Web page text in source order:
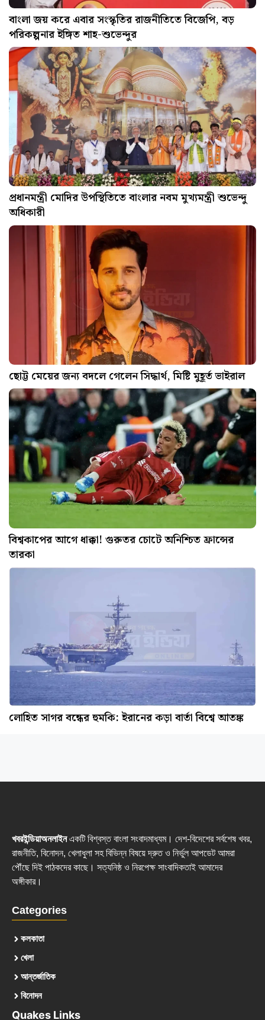
বাংলা জয় করে এবার সংস্কৃতির রাজনীতিতে বিজেপি, বড়
পরিকল্পনার ইঙ্গিত শাহ-শুভেন্দুর
প্রধানমন্ত্রী মোদির উপস্থিতিতে বাংলার নবম মুখ্যমন্ত্রী শুভেন্দু
অধিকারী
ছোট্ট মেয়ের জন্য বদলে গেলেন সিদ্ধার্থ, মিষ্টি মুহূর্ত ভাইরাল
বিশ্বকাপের আগে ধাক্কা! গুরুতর চোটে অনিশ্চিত ফ্রান্সের
তারকা
লোহিত সাগর বন্ধের হুমকি: ইরানের কড়া বার্তা বিশ্বে আতঙ্ক
খবরইন্ডিয়াঅনলাইনএকটি বিশ্বস্ত বাংলা সংবাদমাধ্যম। দেশ-বিদেশের সর্বশেষ খবর,
রাজনীতি, বিনোদন, খেলাধুলা সহ বিভিন্ন বিষয়ে দ্রুত ও নির্ভুল আপডেট আমরা
পৌঁছে দিই পাঠকদের কাছে। সত্যনিষ্ঠ ও নিরপেক্ষ সাংবাদিকতাই আমাদের
অঙ্গীকার।
Categories
কলকাতা
খেলা
আন্তর্জাতিক
বিনোদন
Quakes Links